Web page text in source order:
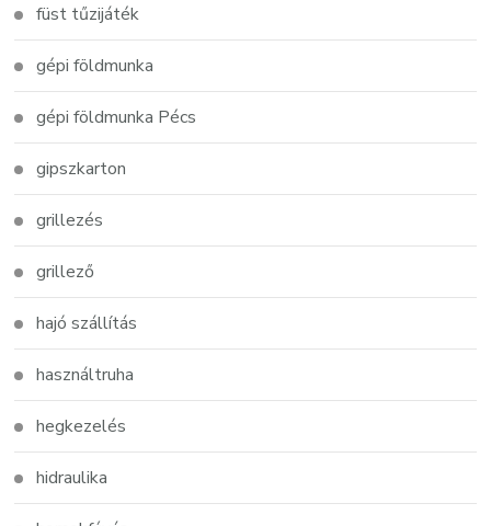
füst tűzijáték
gépi földmunka
gépi földmunka Pécs
gipszkarton
grillezés
grillező
hajó szállítás
használtruha
hegkezelés
hidraulika